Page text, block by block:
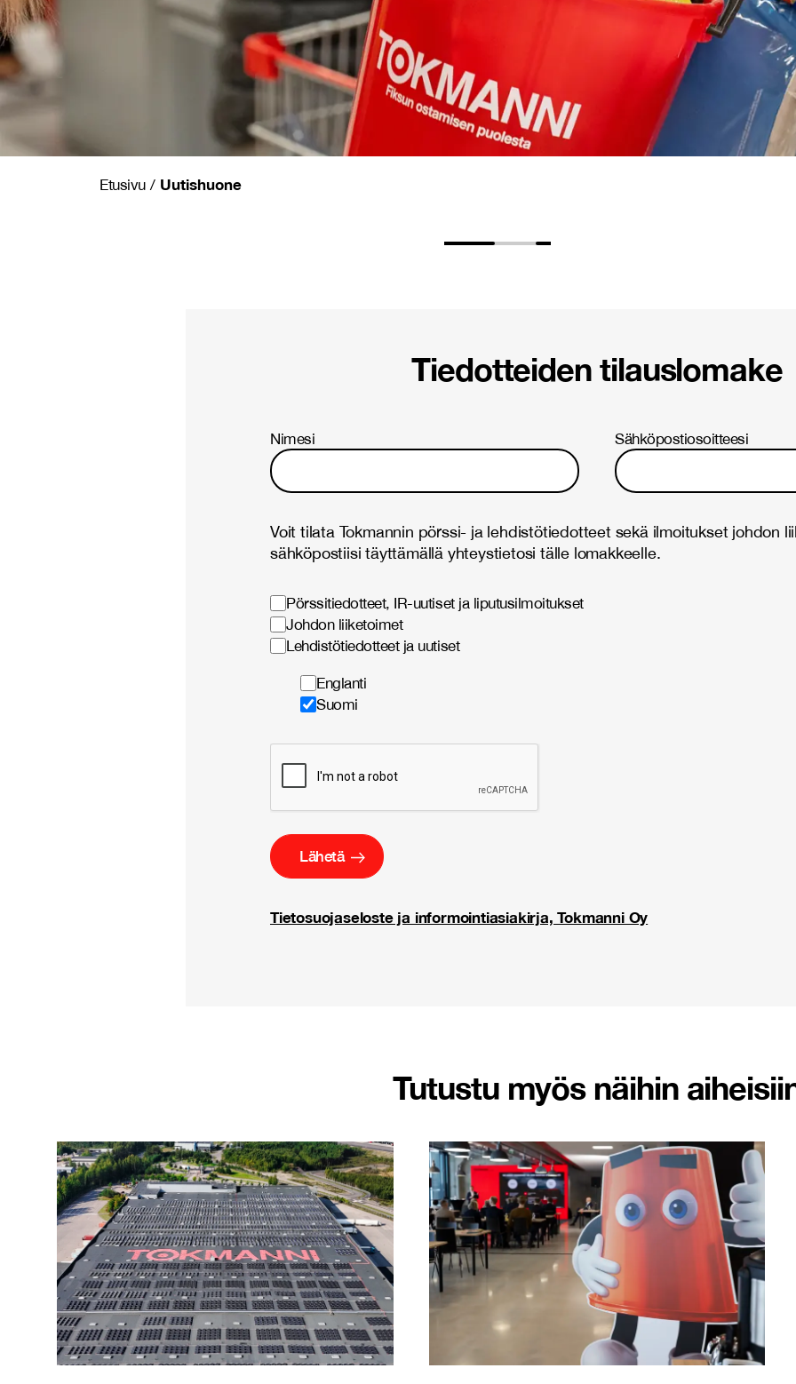
Etusivu/ Uutishuone
Tiedotteiden tilauslomake
Nimesi Sähköpostiosoitteesi
Voit tilata Tokmannin pörssi- ja lehdistötiedotteet sekä ilmoitukset johdon
sähköpostiisi täyttämällä yhteystietosi tälle lomakkeelle.
Pörssitiedotteet, IR-uutiset ja liputusilmoitukset
Johdon liiketoimet
Lehdistötiedotteet ja uutiset
Englanti
Suomi
Tietosuojaseloste ja informointiasiakirja, Tokmanni Oy
Tutustu myös näihin